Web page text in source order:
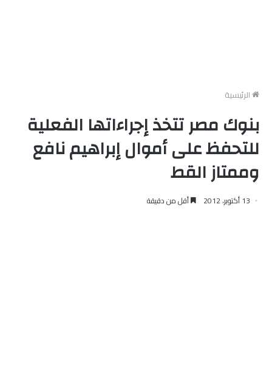
الرئيسية
بنوك مصر تتخذ إجراءاتها الفعلية
للتحفظ على أموال إبراهيم نافع
وممتاز القط
13 أكتوبر، 2012 أقل من دقيقة